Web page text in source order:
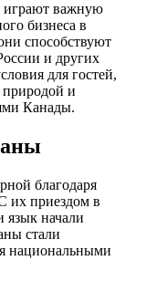
играют важную
бизнеса в
способствуют
и других
для гостей,
природой и
Канады.
благодаря
их приездом в
язык начали
стали
национальными